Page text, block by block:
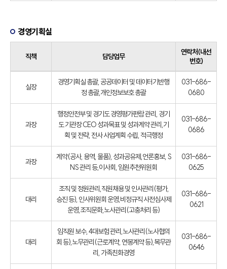
경영기획실
직책 담당업무
연락처(내선
번호)
실장
경영기획실 총괄, 공공데이터 및 데이터기반행
정 총괄,개인정보보호 총괄
031-686-
0680
과장
행정안전부 및 경기도 경영평가편람 관리, 경기
도 기관장 CEO 성과목표 및 성과계약 관리,기
획 및 전략, 전사 사업계획 수립, 적극행정
031-686-
0686
과장
계약(공사, 용역, 물품), 성과공유제,언론홍보, S
NS 관리 등,이사회, 임원추천위원회
031-686-
0625
대리
조직 및 정원관리,직원채용 및 인사관리(평가,
승진 등), 인사위원회 운영,비정규직 사전심사제
운영,조직문화,노사관리(고충처리 등)
031-686-
0621
대리
임직원 보수, 4대보험 관리,노사관리(노사협의
회 등),노무관리(근로계약, 연봉계약 등),복무관
리, 가족친화경영
031-686-
0646